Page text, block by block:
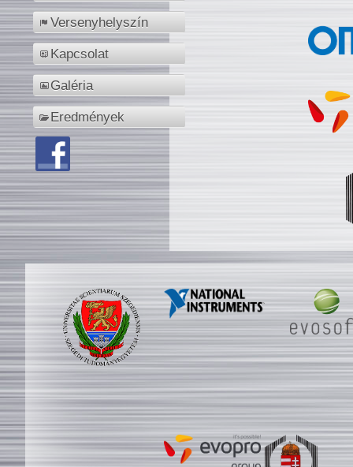
Versenyhelyszín
Kapcsolat
Galéria
Eredmények